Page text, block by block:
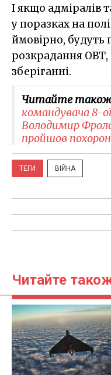
І якщо адміралів
у поразках на
ймовірно, будуть
розкрадання
зберіганні.
Читайте
командувача 8-
Володимир
пройшов похорон
ТЕГИ ВІЙНА
Читайте